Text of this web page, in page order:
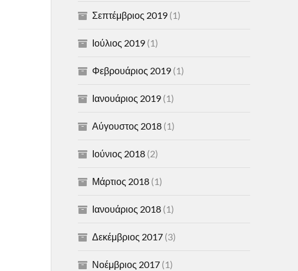
Σεπτέμβριος 2019(1)
Ιούλιος 2019(1)
Φεβρουάριος 2019(1)
Ιανουάριος 2019(1)
Αύγουστος 2018(1)
Ιούνιος 2018(2)
Μάρτιος 2018(1)
Ιανουάριος 2018(1)
Δεκέμβριος 2017(3)
Νοέμβριος 2017(1)